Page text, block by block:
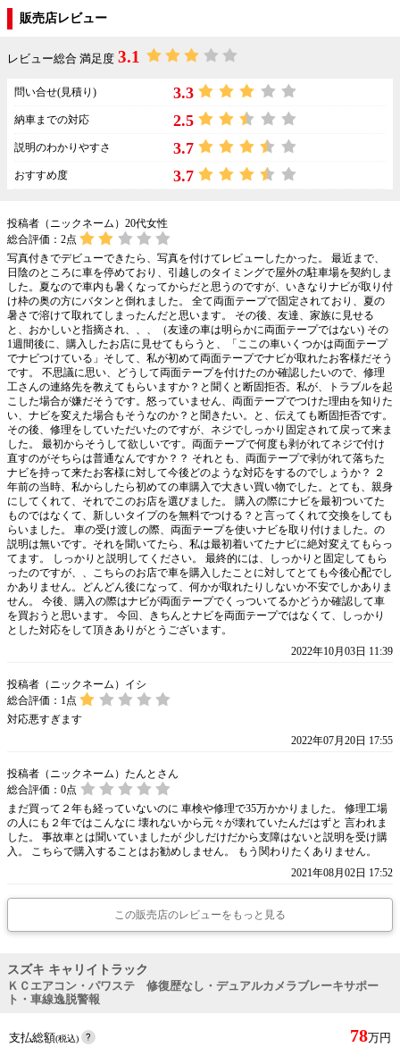
販売店レビュー
レビュー総合 満足度 3.1
問い合せ(見積り) 3.3
納車までの対応 2.5
説明のわかりやすさ 3.7
おすすめ度 3.7
投稿者（ニックネーム）20代女性
総合評価： 2点
写真付きでデビューできたら、写真を付けてレビューしたかった。 最近まで、
日陰のところに車を停めており、引越しのタイミングで屋外の駐車場を契約しま
した。夏なので車内も暑くなってからだと思うのですが、いきなりナビが取り付
け枠の奥の方にバタンと倒れました。 全て両面テープで固定されており、夏の
暑さで溶けて取れてしまったんだと思います。 その後、友達、家族に見せる
と、おかしいと指摘され、、、（友達の車は明らかに両面テープではない) その
1週間後に、購入したお店に見せてもらうと、「ここの車いくつかは両面テープ
でナビつけている」そして、私が初めて両面テープでナビが取れたお客様だそう
です。 不思議に思い、どうして両面テープを付けたのか確認したいので、修理
工さんの連絡先を教えてもらいますか？と聞くと断固拒否。私が、トラブルを起
こした場合が嫌だそうです。怒っていません、両面テープでつけた理由を知りた
い、ナビを変えた場合もそうなのか？と聞きたい。と、伝えても断固拒否です。
その後、修理をしていただいたのですが、ネジでしっかり固定されて戻って来ま
した。 最初からそうして欲しいです。両面テープで何度も剥がれてネジで付け
直すのがそちらは普通なんですか？？ それとも、両面テープで剥がれて落ちた
ナビを持って来たお客様に対して今後どのような対応をするのでしょうか？ ２
年前の当時、私からしたら初めての車購入で大きい買い物でした。とても、親身
にしてくれて、それでこのお店を選びました。 購入の際にナビを最初ついてた
ものではなくて、新しいタイプのを無料でつける？と言ってくれて交換をしても
らいました。 車の受け渡しの際、両面テープを使いナビを取り付けました。の
説明は無いです。それを聞いてたら、私は最初着いてたナビに絶対変えてもらっ
てます。 しっかりと説明してください。 最終的には、しっかりと固定してもら
ったのですが、、こちらのお店で車を購入したことに対してとても今後心配でし
かありません。どんどん後になって、何かが取れたりしないか不安でしかありま
せん。 今後、購入の際はナビが両面テープでくっついてるかどうか確認して車
を買おうと思います。 今回、きちんとナビを両面テープではなくて、しっかり
とした対応をして頂きありがとうございます。
2022年10月03日 11:39
投稿者（ニックネーム）イシ
総合評価： 1点
対応悪すぎます
2022年07月20日 17:55
投稿者（ニックネーム）たんとさん
総合評価： 0点
まだ買って２年も経っていないのに 車検や修理で35万かかりました。 修理工場
の人にも２年ではこんなに 壊れないから元々が壊れていたんだはずと 言われま
した。 事故車とは聞いていましたが 少しだけだから支障はないと説明を受け購
入。 こちらで購入することはお勧めしません。 もう関わりたくありません。
2021年08月02日 17:52
この販売店のレビューをもっと見る
スズキ キャリイトラック
ＫＣエアコン・パワステ 修復歴なし・デュアルカメラブレーキサポー
ト・車線逸脱警報
支払総額(税込) 78万円